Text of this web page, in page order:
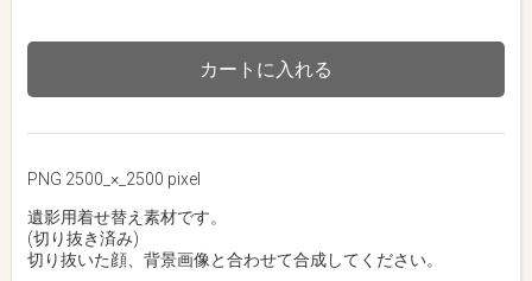
カートに入れる
PNG 2500_×_2500 pixel
遺影用着せ替え素材です。
(切り抜き済み)
切り抜いた顔、背景画像と合わせて合成してください。